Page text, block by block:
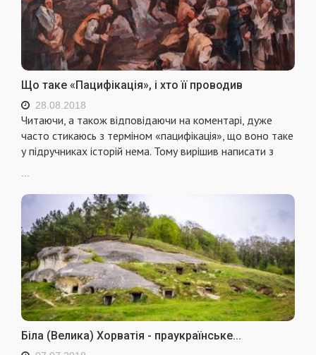
Що таке «Пацифікація», і хто її проводив
28.08.2018
Читаючи, а також відповідаючи на коментарі, дуже
часто стикаюсь з терміном «пацифікація», що воно таке
у підручниках історій нема. Тому вирішив написати з
Біла (Велика) Хорватія - праукраїнське...